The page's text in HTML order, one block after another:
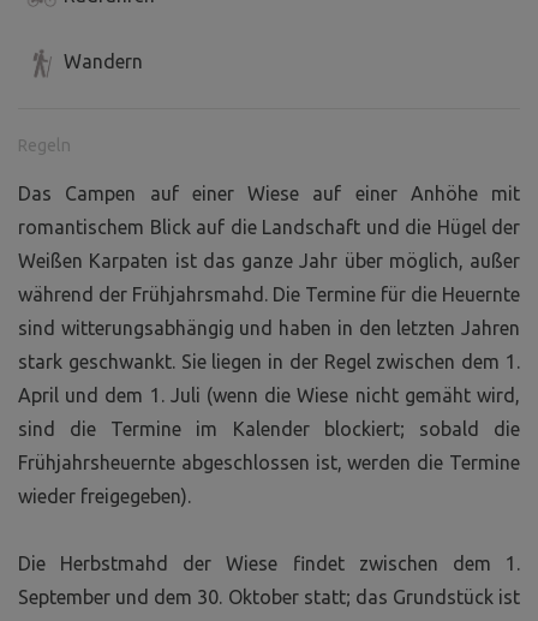
Wandern
Regeln
Das Campen auf einer Wiese auf einer Anhöhe mit
romantischem Blick auf die Landschaft und die Hügel der
Weißen Karpaten ist das ganze Jahr über möglich, außer
während der Frühjahrsmahd. Die Termine für die Heuernte
sind witterungsabhängig und haben in den letzten Jahren
stark geschwankt. Sie liegen in der Regel zwischen dem 1.
April und dem 1. Juli (wenn die Wiese nicht gemäht wird,
sind die Termine im Kalender blockiert; sobald die
Frühjahrsheuernte abgeschlossen ist, werden die Termine
wieder freigegeben).
Die Herbstmahd der Wiese findet zwischen dem 1.
September und dem 30. Oktober statt; das Grundstück ist